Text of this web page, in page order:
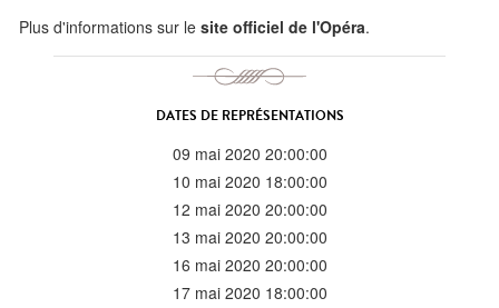
Plus d'informations sur le site officiel de l'Opéra.
DATES DE REPRÉSENTATIONS
09 mai 2020 20:00:00
10 mai 2020 18:00:00
12 mai 2020 20:00:00
13 mai 2020 20:00:00
16 mai 2020 20:00:00
17 mai 2020 18:00:00